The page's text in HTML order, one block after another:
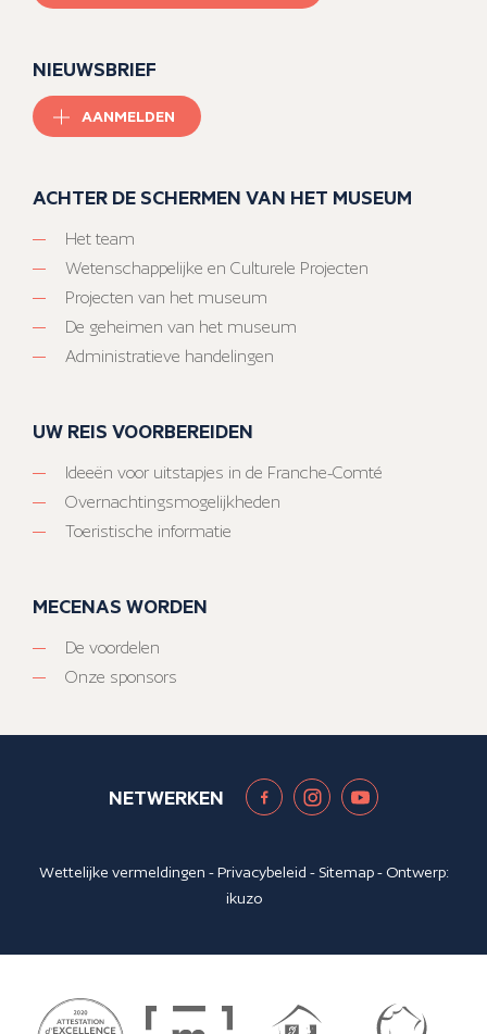
NIEUWSBRIEF
AANMELDEN
ACHTER DE SCHERMEN VAN HET MUSEUM
Het team
Wetenschappelijke en Culturele Projecten
Projecten van het museum
De geheimen van het museum
Administratieve handelingen
UW REIS VOORBEREIDEN
Ideeën voor uitstapjes in de Franche-Comté
Overnachtingsmogelijkheden
Toeristische informatie
MECENAS WORDEN
De voordelen
Onze sponsors
NETWERKEN
Wettelijke vermeldingen -Privacybeleid - Sitemap- Ontwerp:
ikuzo